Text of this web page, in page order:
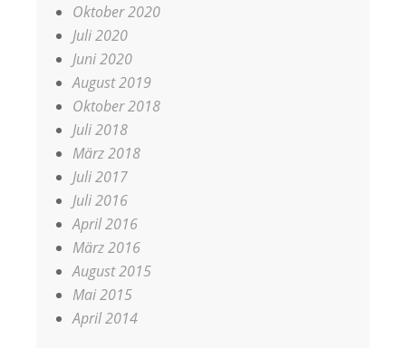
Oktober 2020
Juli 2020
Juni 2020
August 2019
Oktober 2018
Juli 2018
März 2018
Juli 2017
Juli 2016
April 2016
März 2016
August 2015
Mai 2015
April 2014